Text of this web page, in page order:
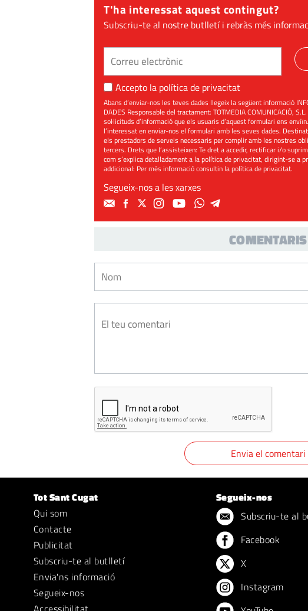
T'ha interessat aquest contingut?
Subscriu-te al nostre butlletí i rebràs més
Accepto la política de privacitat
Abans d’enviar-nos les teves dades llegeix la següent informació
DADES Responsable del tractament: TOTMEDIA COMUNICACIÓ,
sol·licituds d’informació que els usuaris d’aquest formulari ens
l’interessat en enviar-nos el formulari amb les seves dades.
els prestadors de serveis necessaris per complir amb les nostres
tercers. Drets que l’assisteixen: Te dret a accedir, rectificar i/o
com s’explica detalladament a la política de privacitat, dirigint-se a
addicional: Per més informació consultin lapolítica de privacitat.
Segueix-nos a les xarxes
COMENTARIS
Tot Sant Cugat
Qui som
Contacte
Publicitat
Subscriu-te al butlletí
Envia'ns informació
Segueix-nos
Segueix-nos
Subscriu-te al
Facebook
X
Instagram